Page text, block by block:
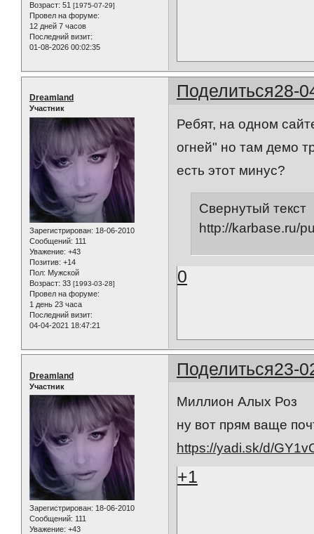
Возраст: 51 [1975-07-29]
Провел на форуме:
12 дней 7 часов
Последний визит:
01-08-2026 00:02:35
Поделиться28-
Dreamland
Участник
Зарегистрирован: 18-06-2010
Сообщений: 111
Уважение: +43
Позитив: +14
Пол: Мужской
Возраст: 33 [1993-03-28]
Провел на форуме:
1 день 23 часа
Последний визит:
04-04-2021 18:47:21
Ребят, на одном
огней" но там демо
есть этот минус?
Свернутый текст
http://karbase.ru/
0
Поделиться23-
Dreamland
Участник
Зарегистрирован: 18-06-2010
Сообщений: 111
Уважение: +43
Миллион Алых Роз
ну вот прям ваще
https://yadi.sk/d/
+1